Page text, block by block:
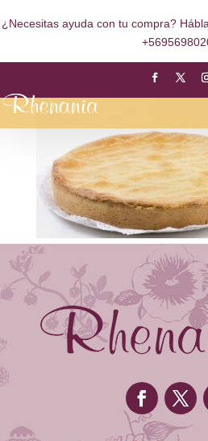
¿Necesitas ayuda con tu compra?
Fruta Crema